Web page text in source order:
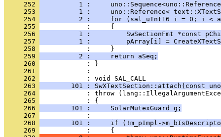
     252
1 :
     253
1 :     uno::Reference<
     254
2 :     for (sal_uInt16 i = 0; i <
     255
     256
1 :         SwSectionFmt *const
     257
1 :         pArray[i] =
     258
     259
          2 :     return aSeq;
     260
     261
            :
     262
     263
101 : SwXTextSection::attach(const
     264
     265
     266
        101 :     SolarMutexGuard g;
     267
     268
101 :     if (!m_pImpl-
     269